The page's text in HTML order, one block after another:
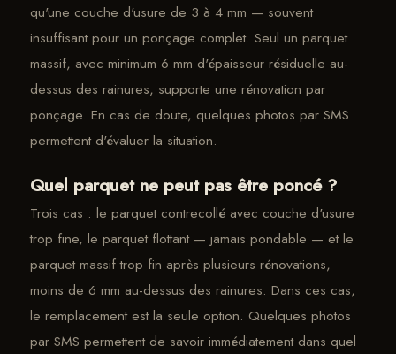
qu'une couche d'usure de 3 à 4 mm — souvent
insuffisant pour un ponçage complet. Seul un parquet
massif, avec minimum 6 mm d'épaisseur résiduelle au-
dessus des rainures, supporte une rénovation par
ponçage. En cas de doute, quelques photos par SMS
permettent d'évaluer la situation.
Quel parquet ne peut pas être poncé ?
Trois cas : le parquet contrecollé avec couche d'usure
trop fine, le parquet flottant — jamais pondable — et le
parquet massif trop fin après plusieurs rénovations,
moins de 6 mm au-dessus des rainures. Dans ces cas,
le remplacement est la seule option. Quelques photos
par SMS permettent de savoir immédiatement dans quel